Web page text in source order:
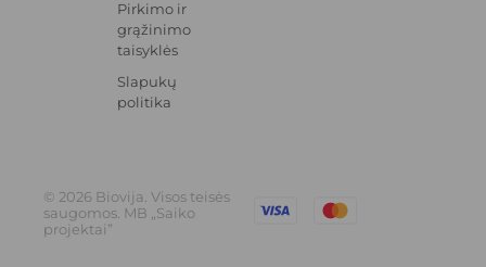
Pirkimo ir
grąžinimo
taisyklės
Slapukų
politika
© 2026 Biovija. Visos teisės
saugomos. MB „Saiko
projektai”